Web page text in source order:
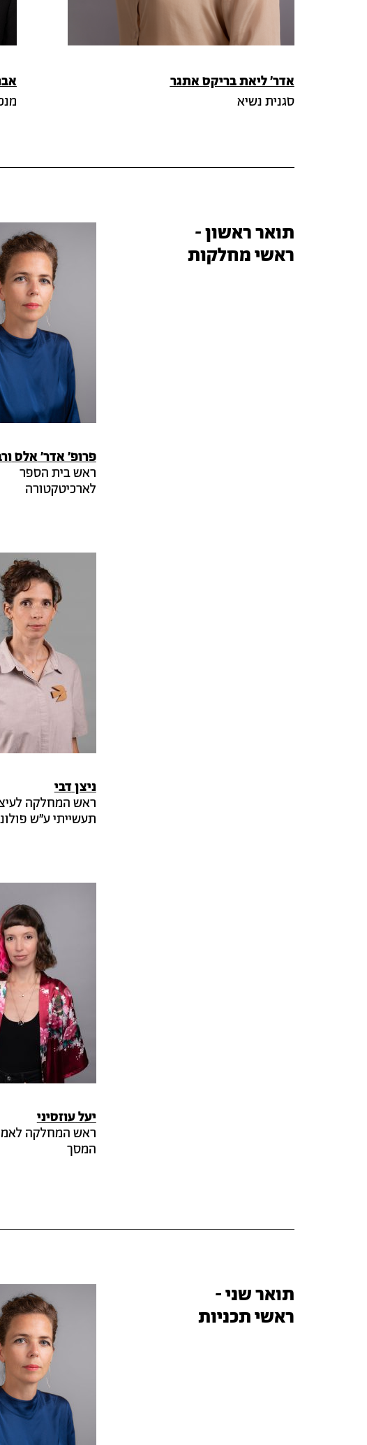
אדר' ליאת בריקס אתגר
סגנית נשיא
תואר ראשון -
ראשי מחלקות
פרופ' אדר'אלס
ראש בית הספר
לארכיטקטורה
ניצןדבי
ראש המחלקה
תעשייתי ע"ש
יעלעוזסיני
ראש המחלקה
המסך
תואר שני -
ראשי תכניות